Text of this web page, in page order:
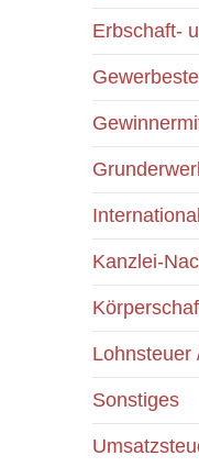
Erbschaft-
Kanzlei-
Lohnsteuer
Sonstiges